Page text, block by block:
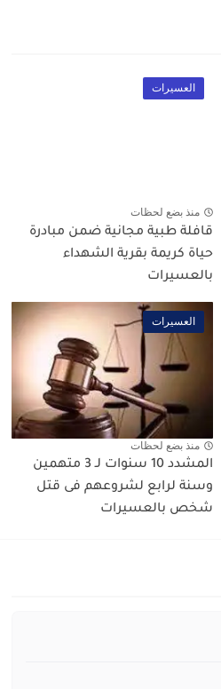
العسيرات
منذ بضع لحظات
قافلة طبية مجانية ضمن مبادرة
حياة كريمة بقرية الشهداء
بالعسيرات
العسيرات
منذ بضع لحظات
المشدد 10 سنوات لـ 3 متهمين
وسنة لرابع لشروعهم فى قتل
شخص بالعسيرات